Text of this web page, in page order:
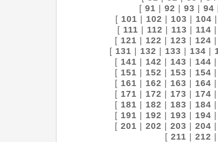
[ 91 | 92 | 93 | 94
[ 101 | 102 | 103 | 104
[ 111 | 112 | 113 | 114
[ 121 | 122 | 123 | 124
[ 131 | 132 | 133 | 134 |
[ 141 | 142 | 143 | 144
[ 151 | 152 | 153 | 154
[ 161 | 162 | 163 | 164
[ 171 | 172 | 173 | 174
[ 181 | 182 | 183 | 184
[ 191 | 192 | 193 | 194
[ 201 | 202 | 203 | 204
[ 211 | 212